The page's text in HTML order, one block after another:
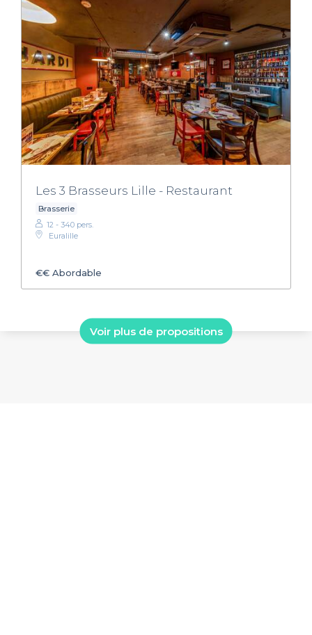
Les 3 Brasseurs Lille - Restaurant
Brasserie
12 - 340 pers.
Euralille
€€ Abordable
Voir plus de propositions